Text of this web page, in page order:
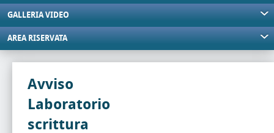
GALLERIA VIDEO
AREA RISERVATA
Avviso
Laboratorio
scrittura